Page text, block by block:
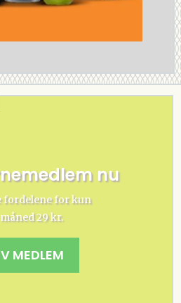
nu
fordelene for kun
29 kr.
MEDLEM